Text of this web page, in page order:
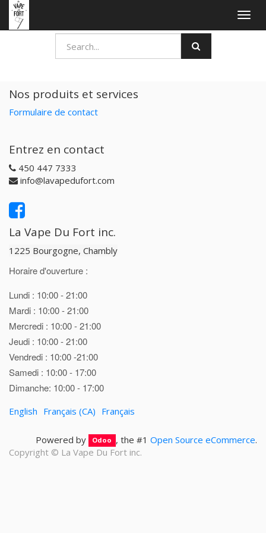
Nos produits et services
Formulaire de contact
Entrez en contact
450 447 7333
info@lavapedufort.com
La Vape Du Fort inc.
1225 Bourgogne, Chambly
Horaire d'ouverture :
Lundi : 10:00 - 21:00
Mardi : 10:00 - 21:00
Mercredi : 10:00 - 21:00
Jeudi : 10:00 - 21:00
Vendredi : 10:00 -21:00
Samedi : 10:00 - 17:00
Dimanche: 10:00 - 17:00
English Français (CA) Français
Powered by Odoo , the #1 Open Source eCommerce.
Copyright © La Vape Du Fort inc.